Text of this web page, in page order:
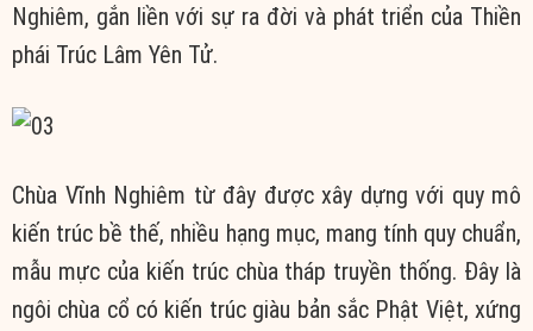
Nghiêm, gắn liền với sự ra đời và phát triển của Thiền
phái Trúc Lâm Yên Tử.
Chùa Vĩnh Nghiêm từ đây được xây dựng với quy mô
kiến trúc bề thế, nhiều hạng mục, mang tính quy chuẩn,
mẫu mực của kiến trúc chùa tháp truyền thống. Đây là
ngôi chùa cổ có kiến trúc giàu bản sắc Phật Việt, xứng